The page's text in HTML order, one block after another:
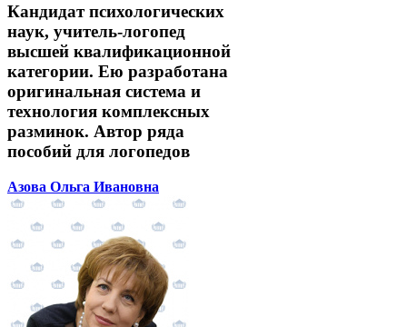
Кандидат психологических
наук, учитель-логопед
высшей квалификационной
категории. Ею разработана
оригинальная система и
технология комплексных
разминок. Автор ряда
пособий для логопедов
Азова Ольга Ивановна